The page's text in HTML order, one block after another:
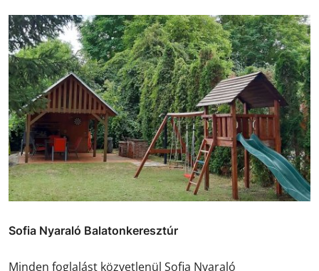
Sofia Nyaraló Balatonkeresztúr
Minden foglalást közvetlenül Sofia Nyaraló